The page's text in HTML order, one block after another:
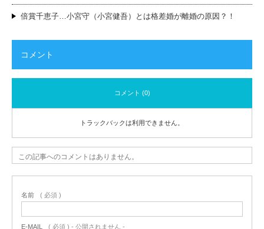
倍賞千恵子…小宮守（小宮健吾）とは格差婚が離婚の原因？！
コメント
コメント (0)
トラックバックは利用できません。
この記事へのコメントはありません。
名前 ( 必須 )
E-MAIL ( 必須 ) - 公開されません -